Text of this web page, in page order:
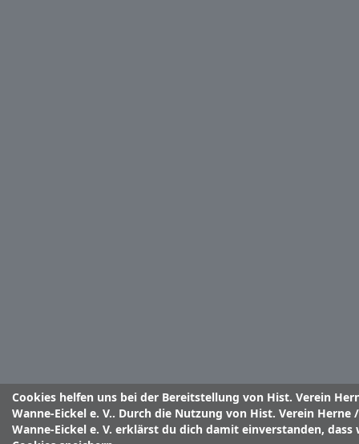
Cookies helfen uns bei der Bereitstellung von Hist. Verein
Wanne-Eickel e. V.. Durch die Nutzung von Hist. Verein Herne /
Wanne-Eickel e. V. erklärst du dich damit einverstanden, dass